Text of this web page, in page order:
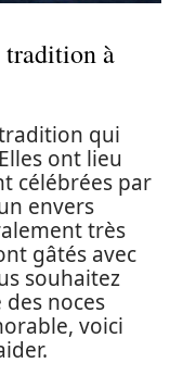
tradition à
tradition qui
ont lieu
célébrées par
envers
très
gâtés avec
souhaitez
noces
voici